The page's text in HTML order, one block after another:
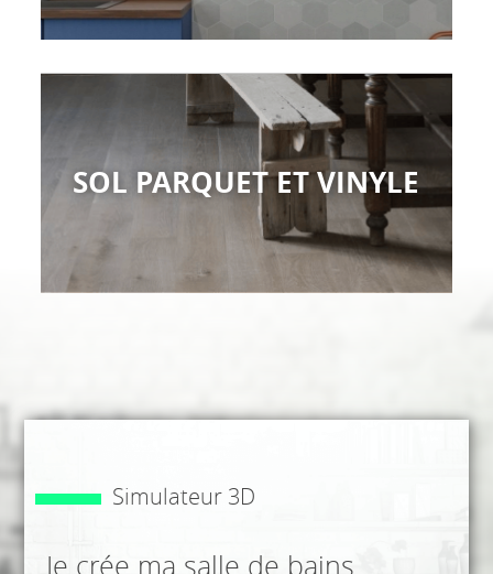
SOL PARQUET ET VINYLE
Simulateur 3D
Je crée ma salle de bains